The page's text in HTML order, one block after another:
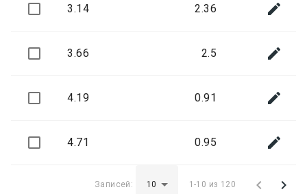
3.14 2.36 
3.66 2.5 
4.19 0.91 
4.71 0.95 
Записей: 1-10 из 120  